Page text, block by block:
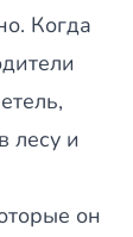
Когда
лесу и
он